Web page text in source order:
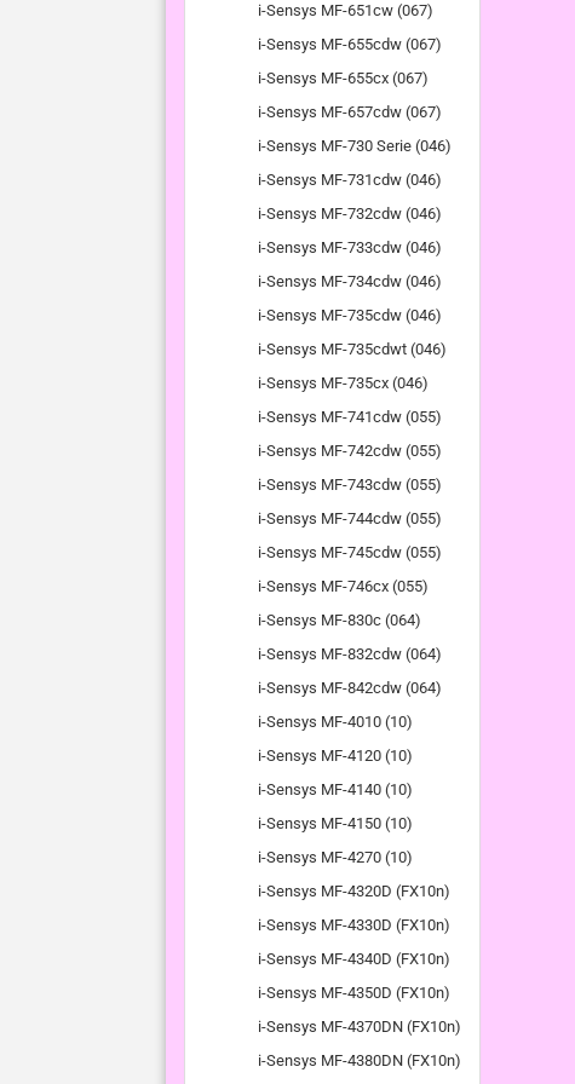
i-Sensys MF-651cw (067)
i-Sensys MF-655cdw (067)
i-Sensys MF-655cx (067)
i-Sensys MF-657cdw (067)
i-Sensys MF-730 Serie (046)
i-Sensys MF-731cdw (046)
i-Sensys MF-732cdw (046)
i-Sensys MF-733cdw (046)
i-Sensys MF-734cdw (046)
i-Sensys MF-735cdw (046)
i-Sensys MF-735cdwt (046)
i-Sensys MF-735cx (046)
i-Sensys MF-741cdw (055)
i-Sensys MF-742cdw (055)
i-Sensys MF-743cdw (055)
i-Sensys MF-744cdw (055)
i-Sensys MF-745cdw (055)
i-Sensys MF-746cx (055)
i-Sensys MF-830c (064)
i-Sensys MF-832cdw (064)
i-Sensys MF-842cdw (064)
i-Sensys MF-4010 (10)
i-Sensys MF-4120 (10)
i-Sensys MF-4140 (10)
i-Sensys MF-4150 (10)
i-Sensys MF-4270 (10)
i-Sensys MF-4320D (FX10n)
i-Sensys MF-4330D (FX10n)
i-Sensys MF-4340D (FX10n)
i-Sensys MF-4350D (FX10n)
i-Sensys MF-4370DN (FX10n)
i-Sensys MF-4380DN (FX10n)